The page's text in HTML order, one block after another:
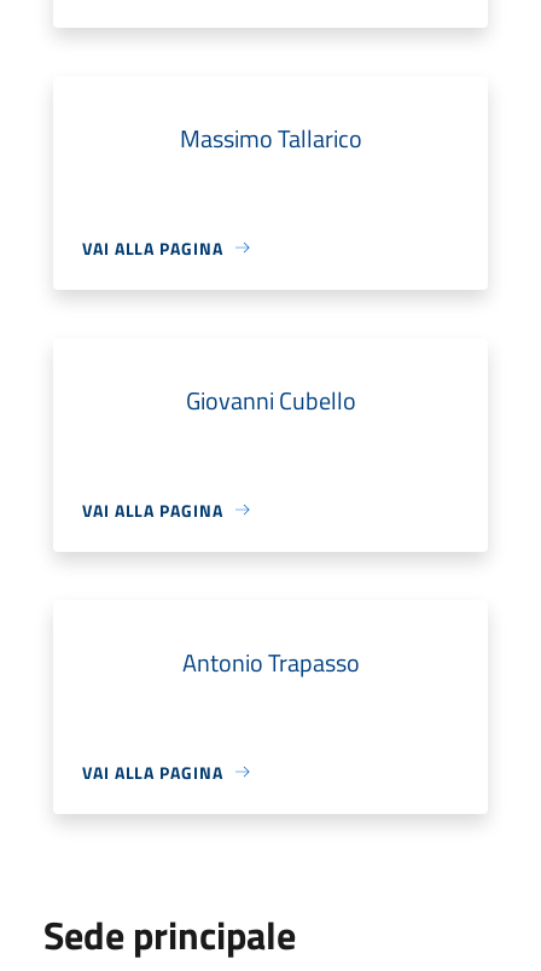
Massimo Tallarico
VAI ALLA PAGINA
Giovanni Cubello
VAI ALLA PAGINA
Antonio Trapasso
VAI ALLA PAGINA
Sede principale